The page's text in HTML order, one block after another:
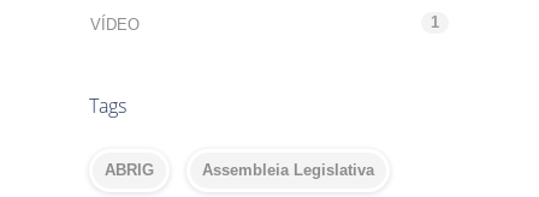
VÍDEO 1
Tags
ABRIG Assembleia Legislativa